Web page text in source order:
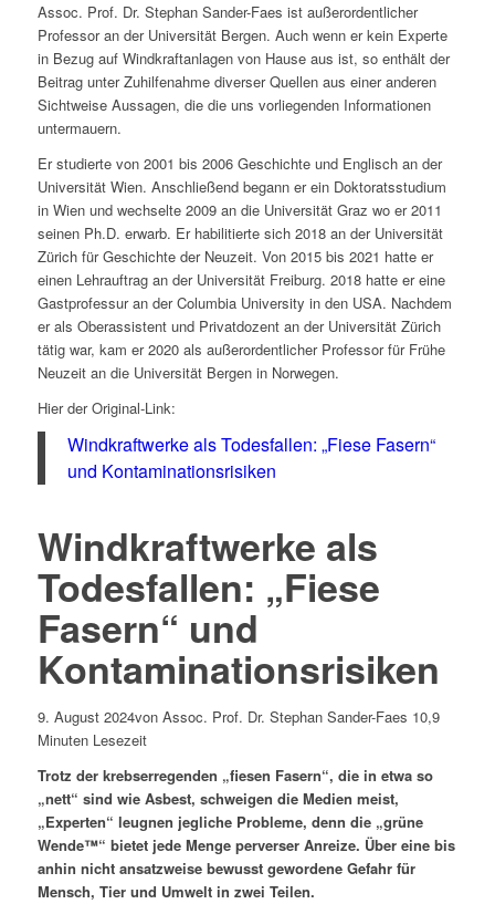
Assoc. Prof. Dr. Stephan Sander-Faes ist außerordentlicher
Professor an der Universität Bergen. Auch wenn er kein Experte
in Bezug auf Windkraftanlagen von Hause aus ist, so enthält der
Beitrag unter Zuhilfenahme diverser Quellen aus einer anderen
Sichtweise Aussagen, die die uns vorliegenden Informationen
untermauern.
Er studierte von 2001 bis 2006 Geschichte und Englisch an der
Universität Wien. Anschließend begann er ein Doktoratsstudium
in Wien und wechselte 2009 an die Universität Graz wo er 2011
seinen Ph.D. erwarb. Er habilitierte sich 2018 an der Universität
Zürich für Geschichte der Neuzeit. Von 2015 bis 2021 hatte er
einen Lehrauftrag an der Universität Freiburg. 2018 hatte er eine
Gastprofessur an der Columbia University in den USA. Nachdem
er als Oberassistent und Privatdozent an der Universität Zürich
tätig war, kam er 2020 als außerordentlicher Professor für Frühe
Neuzeit an die Universität Bergen in Norwegen.
Hier der Original-Link:
Windkraftwerke als Todesfallen: „Fiese Fasern“
und Kontaminationsrisiken
Windkraftwerke als
Todesfallen: „Fiese
Fasern“ und
Kontaminationsrisiken
9. August 2024von Assoc. Prof. Dr. Stephan Sander-Faes 10,9
Minuten Lesezeit
Trotz der krebserregenden „fiesen Fasern“, die in etwa so
„nett“ sind wie Asbest, schweigen die Medien meist,
„Experten“ leugnen jegliche Probleme, denn die „grüne
Wende™“ bietet jede Menge perverser Anreize. Über eine bis
anhin nicht ansatzweise bewusst gewordene Gefahr für
Mensch, Tier und Umwelt in zwei Teilen.